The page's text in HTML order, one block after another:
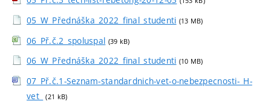
05_W_Přednáška_2022_final_studenti (13 MB)
06_Př.č.2_spoluspal (39 kB)
06_W_Přednáška_2022_final_studenti (10 MB)
07_Př.č.1-Seznam-standardnich-vet-o-nebezpecnosti-_H-
vet_
(21 kB)